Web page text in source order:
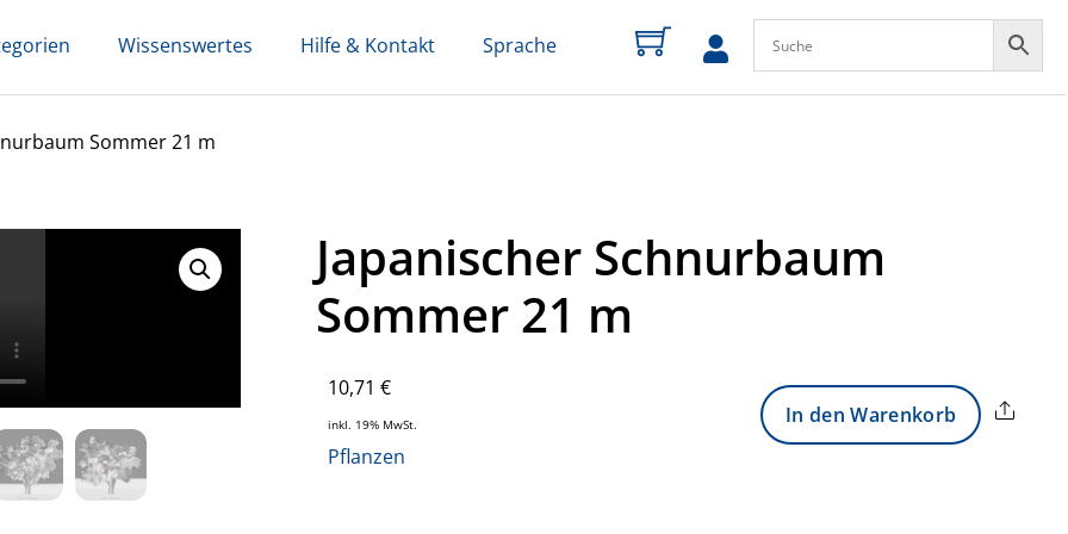
Wissenswertes Hilfe & Kontakt Sprache
zum
Profil
Sommer 21 m
Japanischer Schnurbaum
Sommer 21 m
10,71 €
inkl. 19% MwSt.
Pflanzen
In den Warenkorb Share